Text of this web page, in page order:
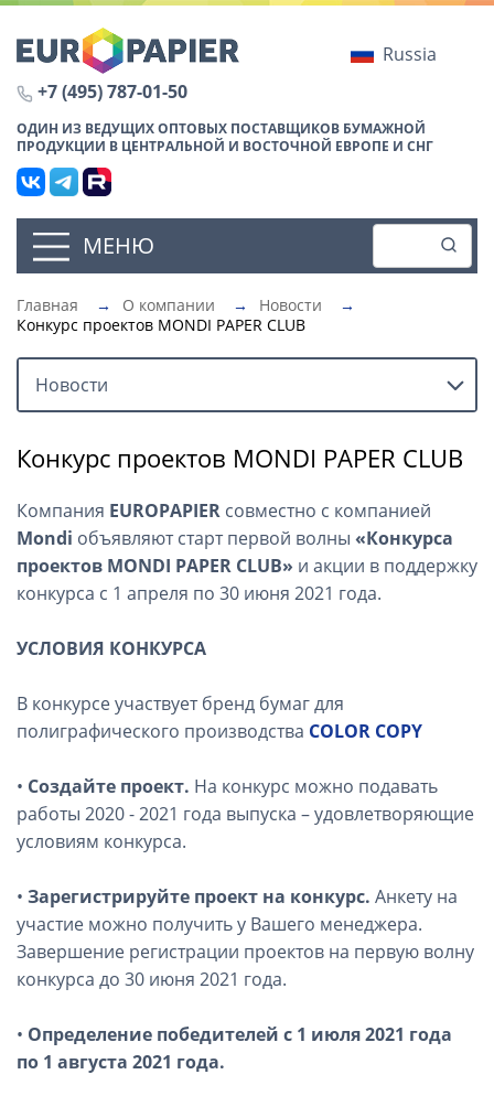
Russia
+7 (495) 787-01-50
ОДИН ИЗ ВЕДУЩИХ ОПТОВЫХ ПОСТАВЩИКОВ БУМАЖНОЙ
ПРОДУКЦИИ В ЦЕНТРАЛЬНОЙ И ВОСТОЧНОЙ ЕВРОПЕ И СНГ
МЕНЮ
Главная → О компании → Новости
→
Конкурс проектов MONDI PAPER CLUB
Новости
Конкурс проектов MONDI PAPER CLUB
Компания EUROPAPIER совместно с компанией
Mondi объявляют старт первой волны «Конкурса
проектов MONDI PAPER CLUB» и акции в поддержку
конкурса с 1 апреля по 30 июня 2021 года.
УСЛОВИЯ КОНКУРСА
В конкурсе участвует бренд бумаг для
полиграфического производства COLOR COPY
• Создайте проект. На конкурс можно подавать
работы 2020 - 2021 года выпуска – удовлетворяющие
условиям конкурса.
• Зарегистрируйте проект на конкурс. Анкету на
участие можно получить у Вашего менеджера.
Завершение регистрации проектов на первую волну
конкурса до 30 июня 2021 года.
• Определение победителей с 1 июля 2021 года
по 1 августа 2021 года.